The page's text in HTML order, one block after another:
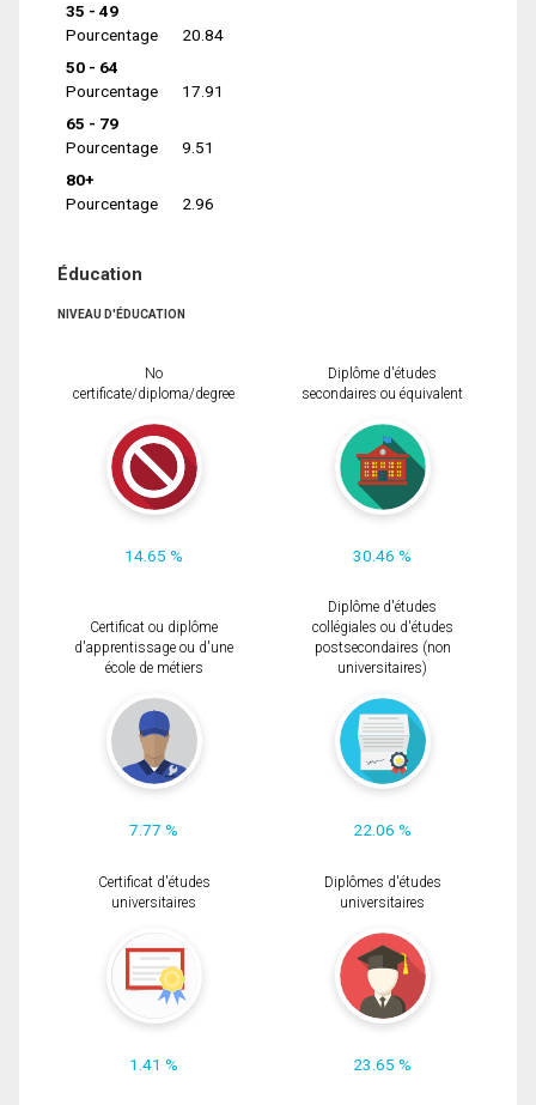
35 - 49
Pourcentage
20.84
50 - 64
Pourcentage
17.91
65 - 79
Pourcentage
9.51
80+
Pourcentage
2.96
Éducation
NIVEAU D'ÉDUCATION
No
certificate/diploma/degree
14.65 %
Diplôme d'études
secondaires ou équivalent
30.46 %
Certificat ou diplôme
d'apprentissage ou d'une
école de métiers
7.77 %
Diplôme d'études
collégiales ou d'études
postsecondaires (non
universitaires)
22.06 %
Certificat d'études
universitaires
1.41 %
Diplômes d'études
universitaires
23.65 %